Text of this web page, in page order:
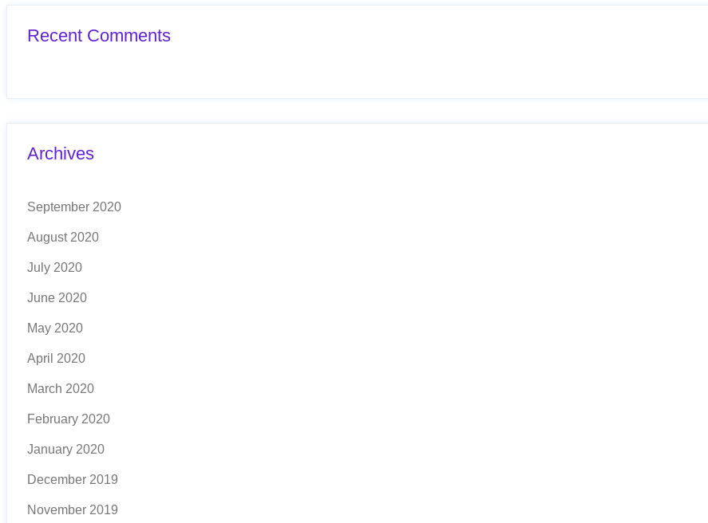
Recent Comments
Archives
September 2020
August 2020
July 2020
June 2020
May 2020
April 2020
March 2020
February 2020
January 2020
December 2019
November 2019